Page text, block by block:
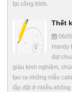
tại công trình.
Thết
06/
Handy
đạt
giàu kinh nghiệm,
tạo ra những mẫu
lắp đặt ở nhiều